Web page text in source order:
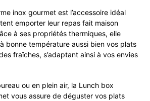
inox gourmet est l’accessoire idéal
emporter leur repas fait maison
à ses propriétés thermiques, elle
bonne température aussi bien vos plats
fraîches, s’adaptant ainsi à vos envies
ou en plein air, la Lunch box
vous assure de déguster vos plats